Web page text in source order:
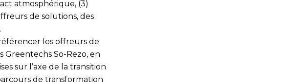
atmosphérique, (3)
de solutions, des
les offreurs de
So-Rezo, en
sur l’axe de la transition
de transformation